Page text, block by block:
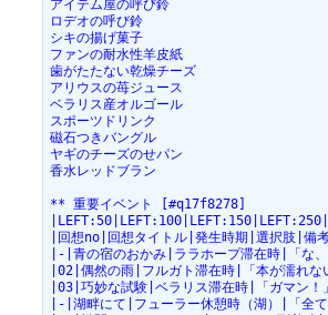
アイテム屋の呼び鈴
ロデオの呼び鈴
シキの揚げ菓子
ファンの耐水性羊皮紙
歯がたたない乾燥チーズ
アリウスの苺ジュース
ベラリス産オルゴール
スポーツドリンク
磁石つきバングル
ヤギのチーズのせパン
香水レッドブラン
** 重要イベント [#q17f8278]
|回想no|回想タイトル|発生時期|選択肢|備
|-|青の宿のおかみ|ララホープ滞在時|「な
|02|偶然の雨|フルガト滞在時|「本が濡れ
|03|巧妙な試験|ベラリス滞在時|「ガマン！
|-|湖畔にて|フューラー休憩時（湖）|「全